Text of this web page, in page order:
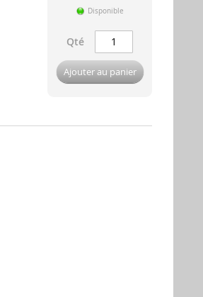
Disponible
Qté
Ajouter au panier